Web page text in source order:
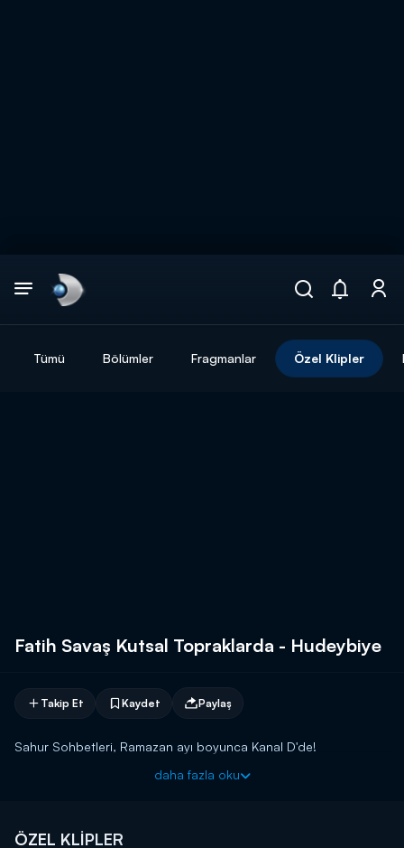
Tümü Bölümler Fragmanlar Özel Klipler
Fatih Savaş Kutsal Topraklarda - Hudeybiye
Takip Et Kaydet Paylaş
Sahur Sohbetleri, Ramazan ayı boyunca Kanal D'de!
daha fazla oku
ÖZEL KLİPLER